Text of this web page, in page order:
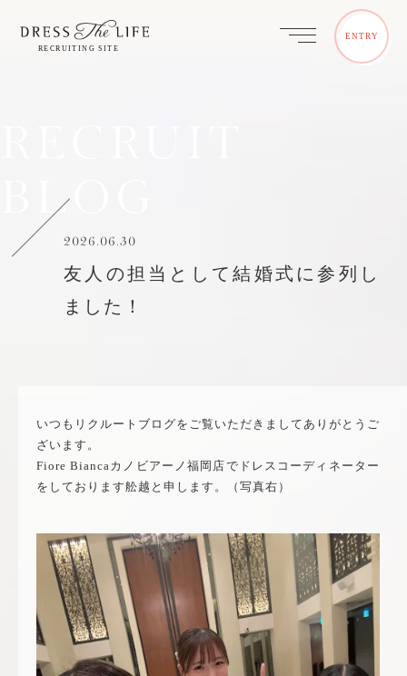
ENTRY
BLOG
2026.06.30
友人の担当として結婚式に参列し
ました！
いつもリクルートブログをご覧いただきましてありがとうご
ざいます。
Fiore Biancaカノビアーノ福岡店でドレスコーディネーター
をしております舩越と申します。（写真右）